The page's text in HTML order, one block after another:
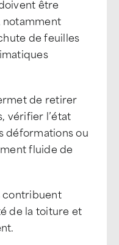
être
de feuilles
de retirer
vérifier l’état
déformations ou
fluide de
contribuent
de la toiture et